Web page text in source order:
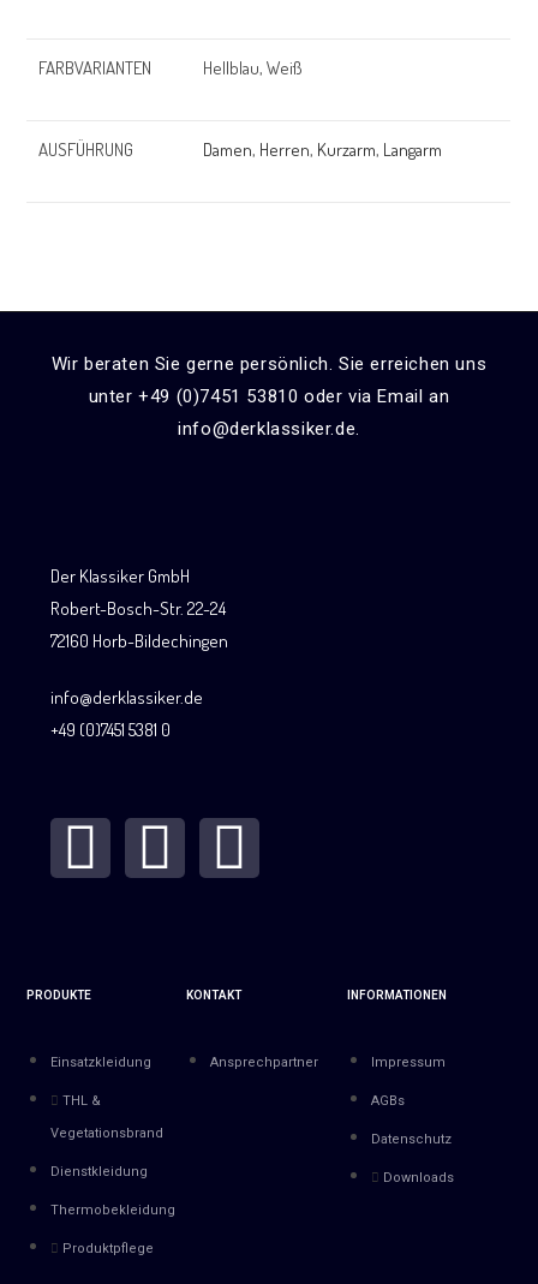
FARBVARIANTEN Hellblau, Weiß
AUSFÜHRUNG Damen, Herren, Kurzarm, Langarm
Wir beraten Sie gerne persönlich. Sie erreichen uns
unter +49 (0)7451 53810 oder via Email an
info@derklassiker.de.
Der Klassiker GmbH
Robert-Bosch-Str. 22-24
72160 Horb-Bildechingen
info@derklassiker.de
+49 (0)7451 5381 0
PRODUKTE
Einsatzkleidung
THL &
Vegetationsbrand
Dienstkleidung
Thermobekleidung
Produktpflege
KONTAKT
Ansprechpartner
INFORMATIONEN
Impressum
AGBs
Datenschutz
Downloads